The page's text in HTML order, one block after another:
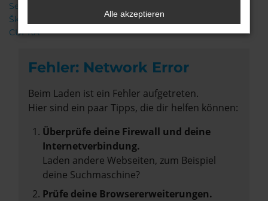
Seat
Škoda
CUPRA
Fehler: Network Error
Beim Laden ist ein Fehler aufgetreten.
Hier sind ein paar Tipps, die dir helfen können:
Überprüfe deine Firewall und deine
Internetverbindung.
Laden andere Webseiten, zum Beispiel
deine Suchmaschine?
Prüfe deine Browsererweiterungen.
Alle akzeptieren